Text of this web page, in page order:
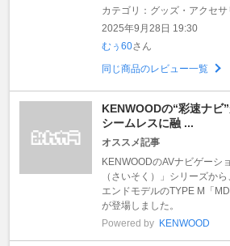
カテゴリ：グッズ・アクセサ
2025年9月28日 19:30
むぅ60さん
同じ商品のレビュー一覧
KENWOODの“彩速ナビ
シームレスに融 ...
オススメ記事
KENWOODのAVナビゲーシ
（さいそく）」シリーズか
エンドモデルのTYPE M「
が登場しました。
Powered by KENWOOD